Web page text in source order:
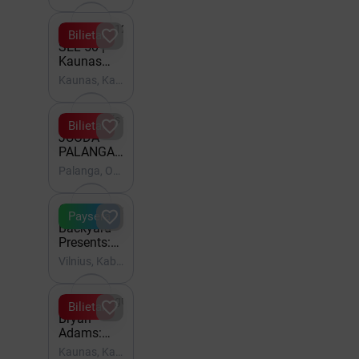
Bilietai
Gruodis 12 - 20:00
SEL 50 |
Kaunas
2026
Bilietai
Rugpjūtis 21 - 22
JUODA
PALANGA /
ba. + Solo
Ansamblis
Paysera
Rugpjūtis 28 - 20:00
Backyard
Presents:
Rico Ace
Bilietai
2027 Gegužė 10 - 20:00
Bryan
Adams:
Roll with